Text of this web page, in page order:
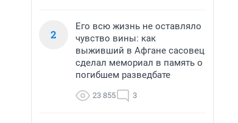
2
Его всю жизнь не оставляло
чувство вины: как
выживший в Афгане сасовец
сделал мемориал в память о
погибшем разведбате
23 855 3